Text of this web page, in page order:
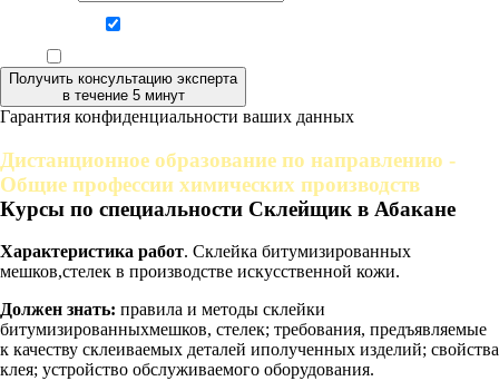
Получить консультацию эксперта
в течение 5 минут
Гарантия конфиденциальности ваших данных
Дистанционное образование по направлению -
Общие профессии химических производств
Курсы по специальности Склейщик в Абакане
Характеристика работ. Склейка битумизированных
мешков,стелек в производстве искусственной кожи.
Должен знать: правила и методы склейки
битумизированныхмешков, стелек; требования, предъявляемые
к качеству склеиваемых деталей иполученных изделий; свойства
клея; устройство обслуживаемого оборудования.